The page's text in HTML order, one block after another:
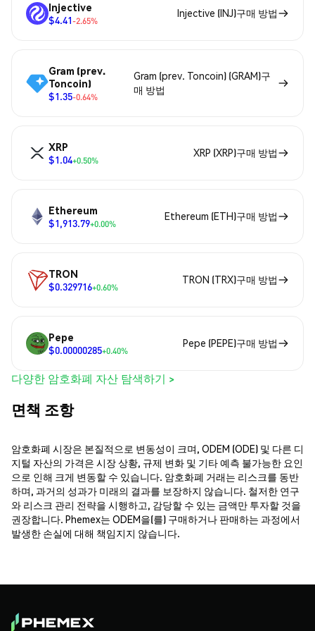
Injective
$4.41-2.65%
Injective (INJ)구매 방법
Gram (prev.
Toncoin)
$1.35-0.64%
Gram (prev. Toncoin) (GRAM)구
매 방법
XRP
$1.04+0.50%
XRP (XRP)구매 방법
Ethereum
$1,913.79+0.00%
Ethereum (ETH)구매 방법
TRON
$0.329716+0.60%
TRON (TRX)구매 방법
Pepe
$0.00000285+0.40%
Pepe (PEPE)구매 방법
다양한 암호화폐 자산 탐색하기 >
면책 조항
암호화폐 시장은 본질적으로 변동성이 크며, ODEM (ODE) 및 다른 디
지털 자산의 가격은 시장 상황, 규제 변화 및 기타 예측 불가능한 요인
으로 인해 크게 변동할 수 있습니다. 암호화폐 거래는 리스크를 동반
하며, 과거의 성과가 미래의 결과를 보장하지 않습니다. 철저한 연구
와 리스크 관리 전략을 시행하고, 감당할 수 있는 금액만 투자할 것을
권장합니다. Phemex는 ODEM을(를) 구매하거나 판매하는 과정에서
발생한 손실에 대해 책임지지 않습니다.